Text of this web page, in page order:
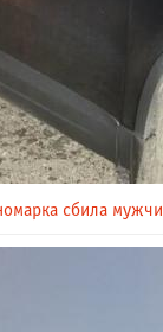
сбила